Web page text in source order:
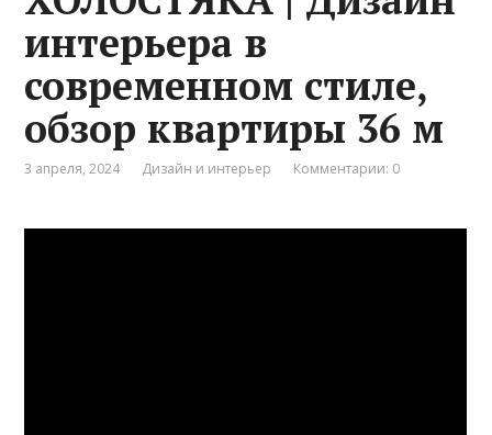
интерьера в
современном стиле,
обзор квартиры 36 м
3 апреля, 2024 Дизайн и интерьер Комментарии: 0